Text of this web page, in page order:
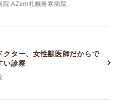
院 AZem札幌発寒病院
クター、女性獣医師だからで
い診察